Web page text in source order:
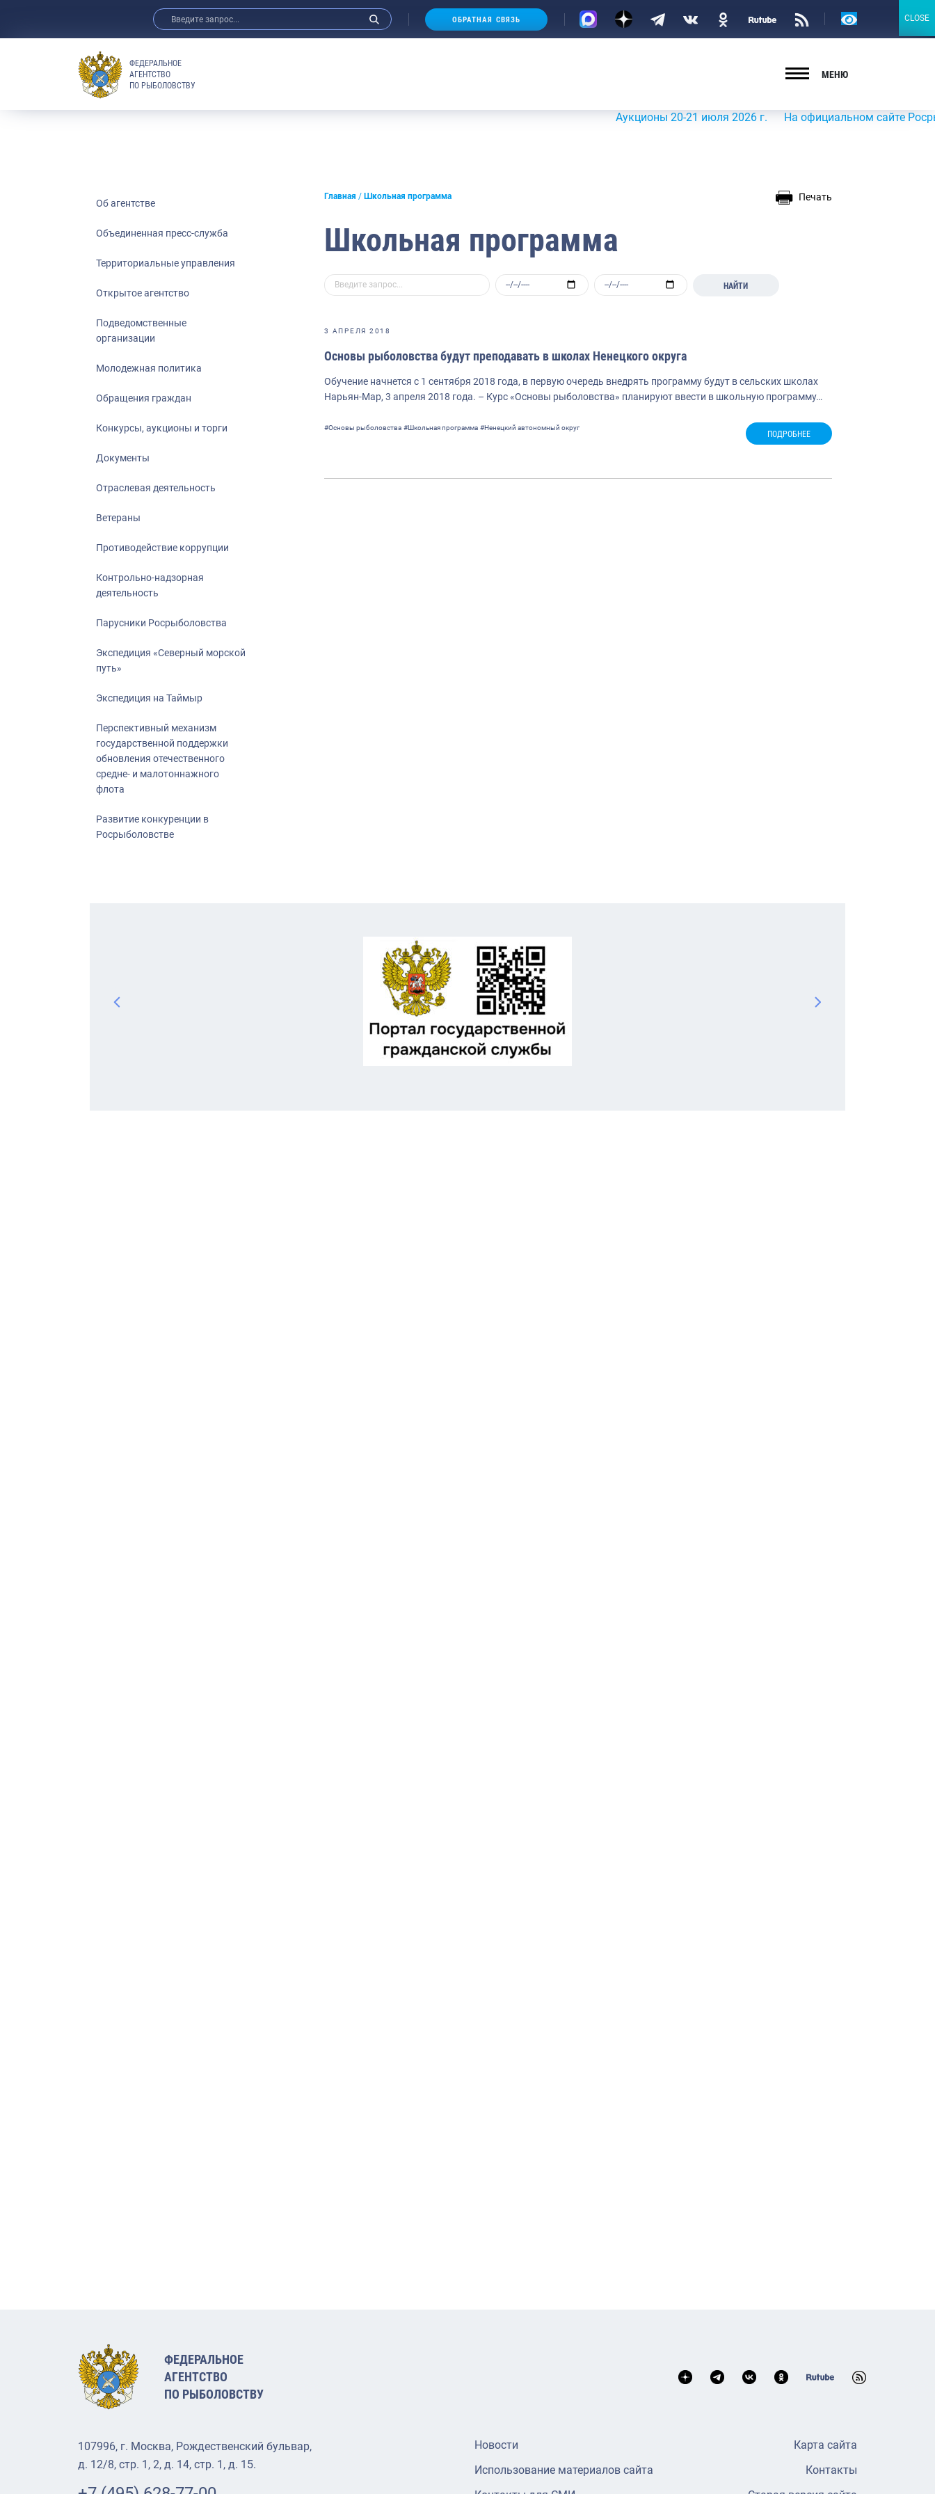
ОБРАТНАЯ СВЯЗЬ
Версия
ФЕДЕРАЛЬНОЕ
АГЕНТСТВО
ПО РЫБОЛОВСТВУ
МЕНЮ
Аукционы 20-21 июля 2026 г. На официальном сайте
Об агентстве
Объединенная пресс-служба
Территориальные управления
Открытое агентство
Подведомственные
организации
Молодежная политика
Обращения граждан
Конкурсы, аукционы и торги
Документы
Отраслевая деятельность
Ветераны
Противодействие коррупции
Контрольно-надзорная
деятельность
Парусники Росрыболовства
Экспедиция «Северный морской
путь»
Экспедиция на Таймыр
Перспективный механизм
государственной поддержки
обновления отечественного
средне- и малотоннажного
флота
Развитие конкуренции в
Росрыболовстве
Главная Школьная программа Печать
Школьная программа
НАЙТИ
3 АПРЕЛЯ 2018
Основы рыболовства будут преподавать в школах Ненецкого округа
Обучение начнется с 1 сентября 2018 года, в первую очередь внедрять программу будут в сельских школах
Нарьян-Мар, 3 апреля 2018 года. – Курс «Основы рыболовства» планируют ввести в школьную программу…
#Основы рыболовства #Школьная программа #Ненецкий автономный округ
ПОДРОБНЕЕ
ФЕДЕРАЛЬНОЕ
АГЕНТСТВО
ПО РЫБОЛОВСТВУ
107996, г. Москва, Рождественский бульвар,
д. 12/8, стр. 1, 2, д. 14, стр. 1, д. 15.
Новости
Использование материалов сайта
Карта сайта
Контакты
CLOSE
CLOSE